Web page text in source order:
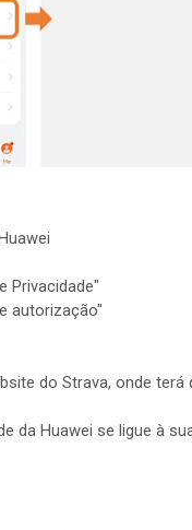
Privacidade"
autorização"
do Strava, onde
da Huawei se ligue à